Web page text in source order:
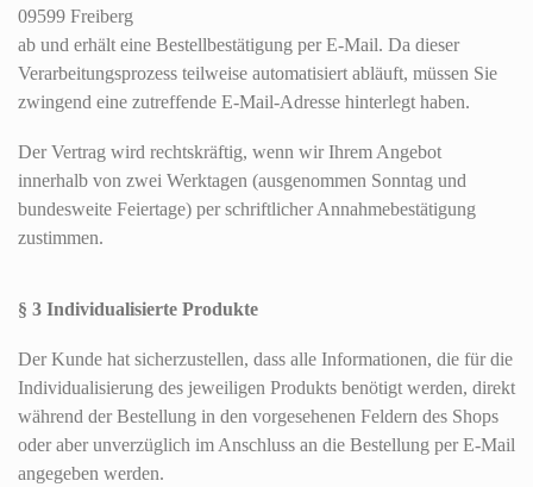
09599 Freiberg
ab und erhält eine Bestellbestätigung per E-Mail. Da dieser
Verarbeitungsprozess teilweise automatisiert abläuft, müssen Sie
zwingend eine zutreffende E-Mail-Adresse hinterlegt haben.
Der Vertrag wird rechtskräftig, wenn wir Ihrem Angebot
innerhalb von zwei Werktagen (ausgenommen Sonntag und
bundesweite Feiertage) per schriftlicher Annahmebestätigung
zustimmen.
§ 3 Individualisierte Produkte
Der Kunde hat sicherzustellen, dass alle Informationen, die für die
Individualisierung des jeweiligen Produkts benötigt werden, direkt
während der Bestellung in den vorgesehenen Feldern des Shops
oder aber unverzüglich im Anschluss an die Bestellung per E-Mail
angegeben werden.